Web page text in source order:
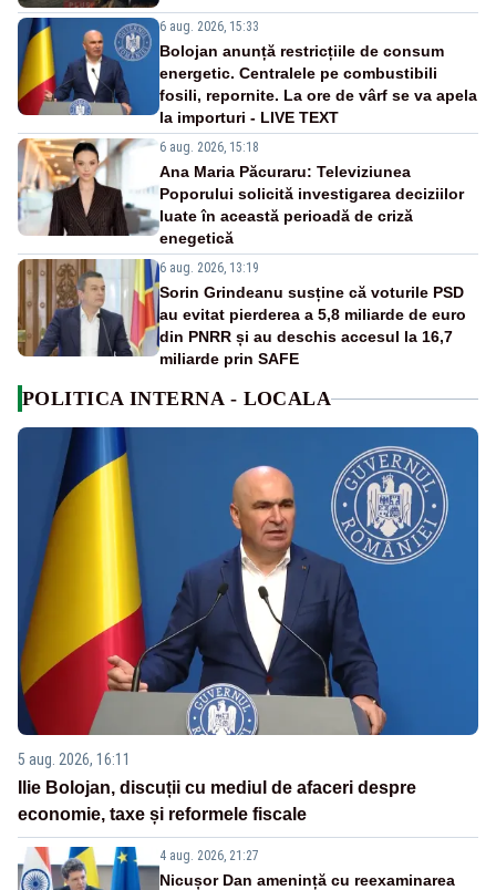
6 aug. 2026, 15:33
Bolojan anunță restricțiile de consum
energetic. Centralele pe combustibili
fosili, repornite. La ore de vârf se va apela
la importuri - LIVE TEXT
6 aug. 2026, 15:18
Ana Maria Păcuraru: Televiziunea
Poporului solicită investigarea deciziilor
luate în această perioadă de criză
enegetică
6 aug. 2026, 13:19
Sorin Grindeanu susține că voturile PSD
au evitat pierderea a 5,8 miliarde de euro
din PNRR și au deschis accesul la 16,7
miliarde prin SAFE
POLITICA INTERNA - LOCALA
5 aug. 2026, 16:11
Ilie Bolojan, discuții cu mediul de afaceri despre
economie, taxe și reformele fiscale
4 aug. 2026, 21:27
Nicușor Dan amenință cu reexaminarea